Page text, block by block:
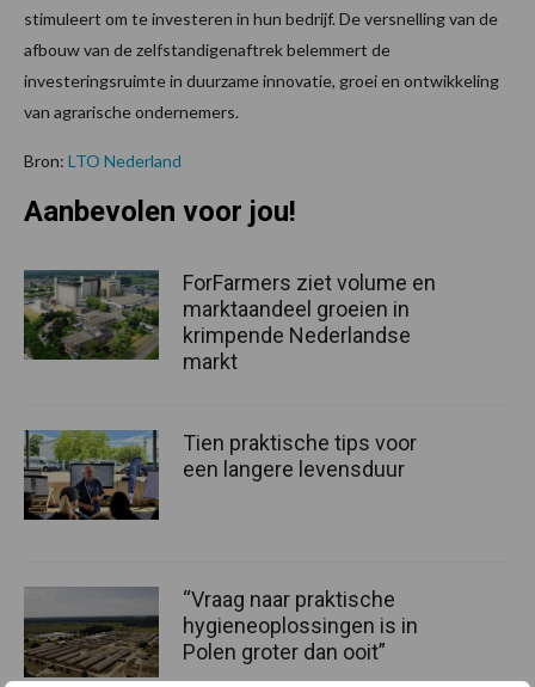
stimuleert om te investeren in hun bedrijf. De versnelling van de
afbouw van de zelfstandigenaftrek belemmert de
investeringsruimte in duurzame innovatie, groei en ontwikkeling
van agrarische ondernemers.
Bron: LTO Nederland
Aanbevolen voor jou!
ForFarmers ziet volume en
marktaandeel groeien in
krimpende Nederlandse
markt
Tien praktische tips voor
een langere levensduur
“Vraag naar praktische
hygieneoplossingen is in
Polen groter dan ooit”